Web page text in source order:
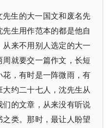
生的大一国文和废名先
生用作范本的都是他自
来不用别人选定的大一
就要交一篇作文，长短
，有时是一阵微雨，有
约二十七人，沈先生从
的文章，从来没有听说
类。那时，最让人盼望